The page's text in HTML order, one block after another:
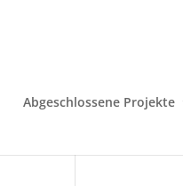
Abgeschlossene Projekte